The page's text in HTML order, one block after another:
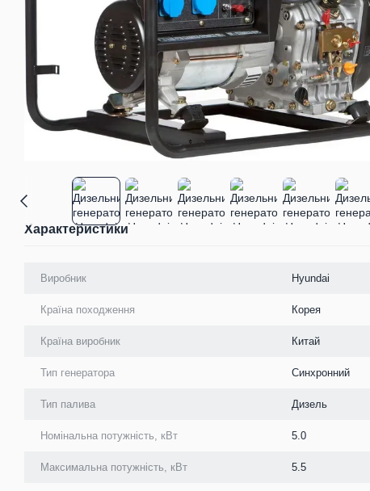
Характеристики
Виробник Hyundai
Країна походження Корея
Країна виробник Китай
Тип генератора Синхронний
Тип палива Дизель
Номінальна потужність, кВт 5.0
Максимальна потужність, кВт 5.5